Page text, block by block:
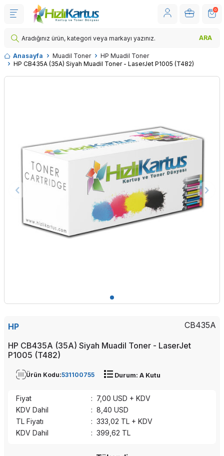
ARA
0
Anasayfa Muadil Toner
HP Muadil Toner
HP CB435A (35A) Siyah Muadil Toner - LaserJet P1005 (T482)
HP CB435A
HP CB435A (35A) Siyah Muadil Toner - LaserJet
P1005 (T482)
Ürün Kodu:531100755 Durum: A Kutu
Fiyat : 7,00 USD + KDV
KDV Dahil
: 8,40 USD
TL Fiyatı
: 333,02 TL + KDV
KDV Dahil
: 399,62 TL